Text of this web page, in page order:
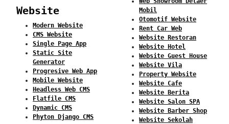
Website
Modern Website
CMS Website
Single Page App
Static Site
Generator
Progresive Web App
Mobile Website
Headless Web CMS
Flatfile CMS
Dynamic CMS
Phyton Django CMS
Mobil
Otomotif Website
Rent Car Web
Website Restoran
Website Hotel
Website Guest House
Website Vila
Property Website
Website Cafe
Website Berita
Website Salon SPA
Website Barber Shop
Website Sekolah